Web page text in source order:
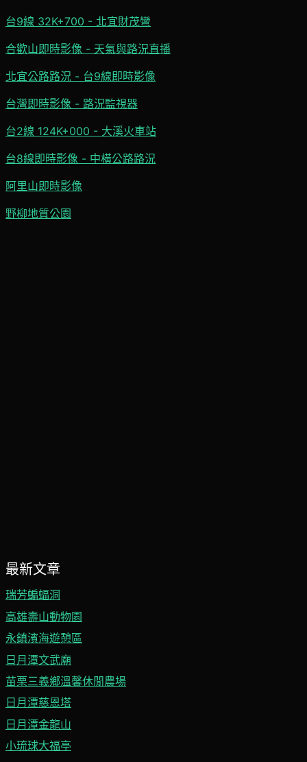
台9線 32K+700 - 北宜財茂彎
合歡山即時影像 - 天氣與路況直播
北宜公路路況 - 台9線即時影像
台灣即時影像 - 路況監視器
台2線 124K+000 - 大溪火車站
台8線即時影像 - 中橫公路路況
阿里山即時影像
野柳地質公園
最新文章
瑞芳蝙蝠洞
高雄壽山動物園
永鎮濱海遊憩區
日月潭文武廟
苗栗三義鄉溫馨休閒農場
日月潭慈恩塔
日月潭金龍山
小琉球大福亭